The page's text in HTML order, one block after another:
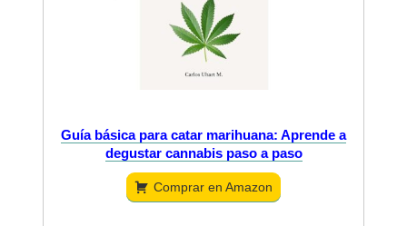
Guía básica para catar marihuana: Aprende a
degustar cannabis paso a paso
Comprar en Amazon